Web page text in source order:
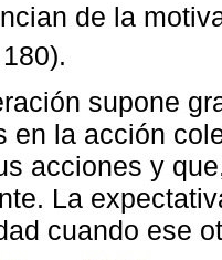
de la
supone
en la acción
acciones y
La
cuando ese